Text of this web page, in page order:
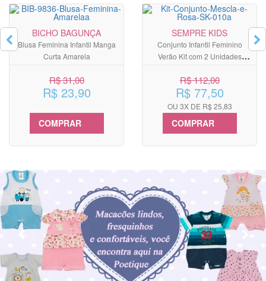
BICHO BAGUNÇA
Blusa Feminina Infantil Manga
Curta Amarela
R$ 31,00
R$ 23,90
COMPRAR
SEMPRE KIDS
Conjunto Infantil Feminino
Verão Kit com 2 Unidades
R$ 112,00
R$ 77,50
OU 3X DE R$ 25,83
COMPRAR